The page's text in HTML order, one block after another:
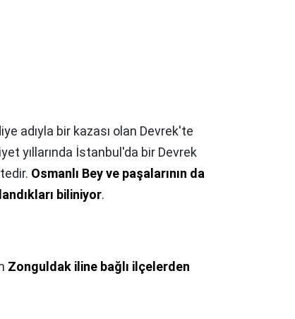
adıyla bir kazası olan Devrek'te
yıllarında İstanbul'da bir Devrek
Osmanlı Bey ve paşalarının da
biliniyor.
Zonguldak iline bağlı ilçelerden